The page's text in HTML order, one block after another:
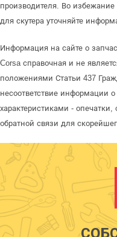
производителя. Во
для скутера уточняйте
Информация на сайте о
Corsa справочная и не
положениями Статьи 437
несоответствие информации
характеристиками -
обратной связи для